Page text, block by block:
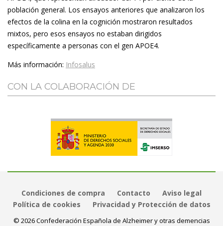
población general. Los ensayos anteriores que analizaron los
efectos de la colina en la cognición mostraron resultados
mixtos, pero esos ensayos no estaban dirigidos
específicamente a personas con el gen APOE4.
Más información: Infosalus
CON LA COLABORACIÓN DE
Condiciones de compra Contacto
Aviso legal
Política de cookies
Privacidad y Protección de datos
© 2026 Confederación Española de Alzheimer y otras demencias